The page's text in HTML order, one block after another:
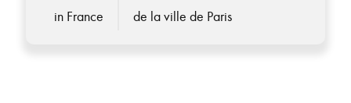
in France de la ville de Paris